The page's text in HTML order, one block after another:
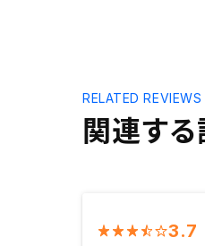
関連する
RELATED REVIEWS
3.7